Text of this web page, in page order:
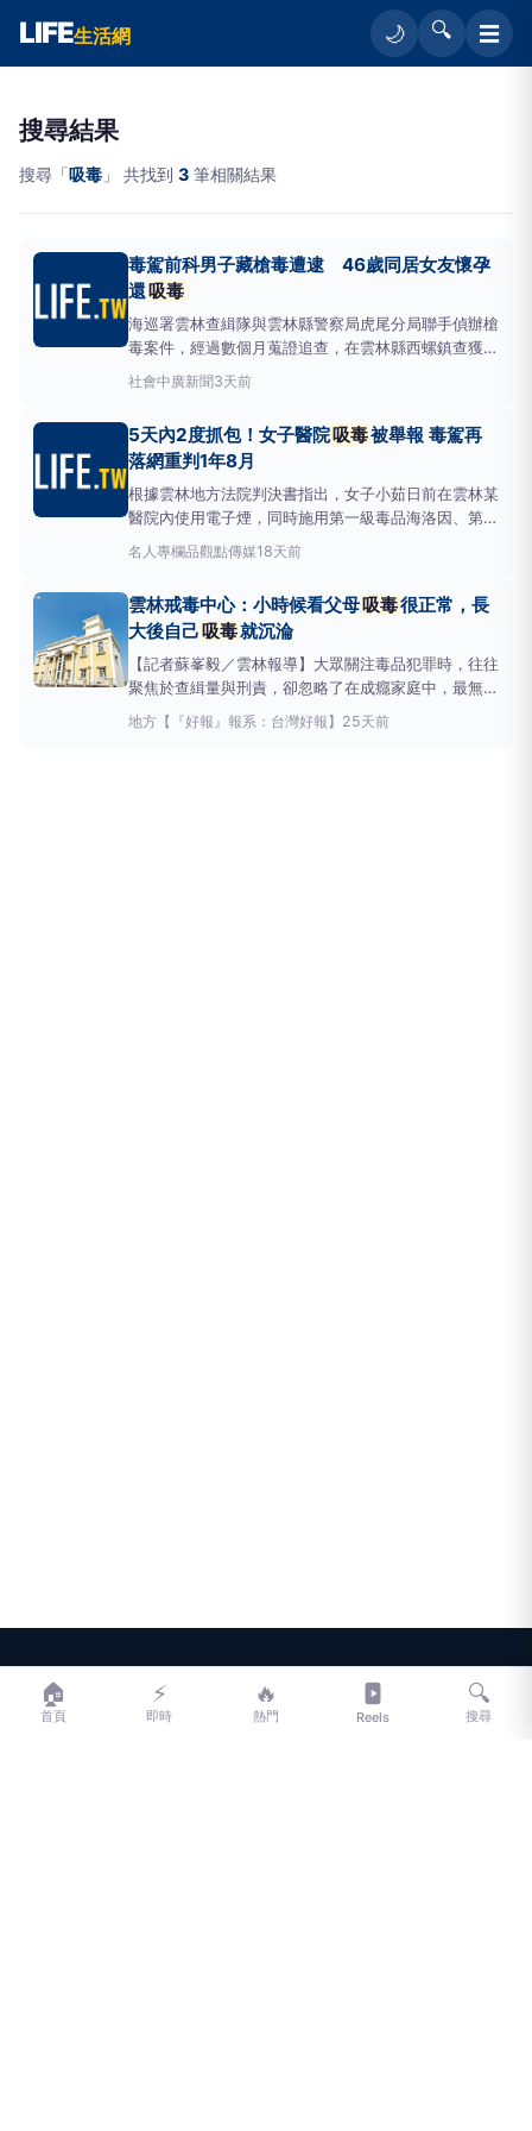
LIFE生活網 🌙 🔍 ☰
搜尋結果
搜尋「吸毒 」 共找到 3 筆相關結果
毒駕前科男子藏槍毒遭逮 46歲同居女友懷孕
還吸毒
海巡署雲林查緝隊與雲林縣警察局虎尾分局聯手偵辦槍
毒案件，經過數個月蒐證追查，在雲林縣西螺鎮查獲一
名有毒駕前科的陸姓男子，不僅起獲改造手槍、彈藥與
毒品，更查出與男子同居、且懷有身孕的女子涉嫌吸食
住處及車輛時，查獲改造手槍一把、槍枝零組件、子彈
8顆，以及
社會中廣新聞3天前
5天內2度抓包！女子醫院吸毒被舉報 毒駕再
落網重判1年8月
根據雲林地方法院判決書指出，女子小茹日前在雲林某
醫院內使用電子煙，同時施用第一級毒品海洛因、第二
級毒品甲基安非他命及依托咪酯。當日清晨6時許，有
民眾向警方報案，指稱小茹在急診室內抽菸。警方到場
他命及依托咪酯陽性反應，確認她有施用毒品行為
名人專欄品觀點傳媒18天前
雲林戒毒中心：小時候看父母吸毒很正常，長
大後自己吸毒就沉淪
【記者蘇峯毅／雲林報導】大眾關注毒品犯罪時，往往
聚焦於查緝量與刑責，卻忽略了在成癮家庭中，最無助
也最受傷的「隱形被害者」。那可拿雲林戒毒機構日前
分享了令人鼻酸的真實個案，呼籲社會正視毒癮對下一
地方 【『好報』報系：台灣好報】 25天前
LIFE
LIFE 生活網是台灣領先的生活資訊平台，提供即時新聞、生活、健康、
🏠
首頁
⚡
即時
🔥
熱門 Reels
🔍
搜尋